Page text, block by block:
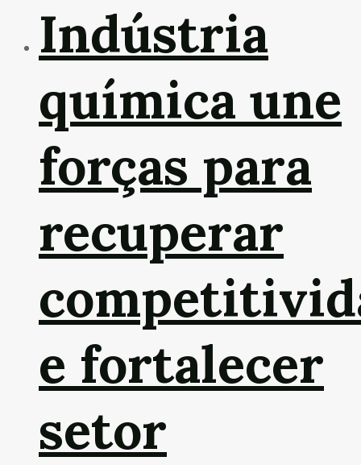
Indústria
química une
forças para
recuperar
e fortalecer
setor